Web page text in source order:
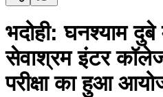
भदोही: घनश्याम दुबे
सेवाश्रम इंटर
परीक्षा का हुआ